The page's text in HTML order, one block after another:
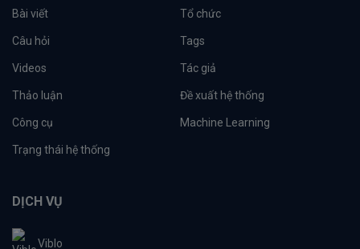
Bài viết Tổ chức
Câu hỏi Tags
Videos Tác giả
Thảo luận Đề xuất hệ thống
Công cụ Machine Learning
Trạng thái hệ thống
DỊCH VỤ
Viblo